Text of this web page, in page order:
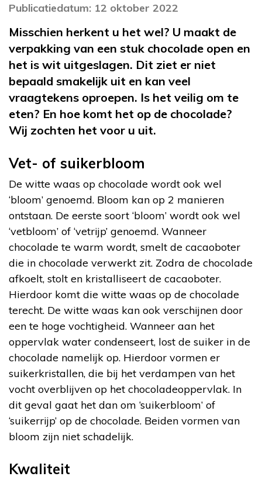
Publicatiedatum: 12 oktober 2022
Misschien herkent u het wel? U maakt de
verpakking van een stuk chocolade open en
het is wit uitgeslagen. Dit ziet er niet
bepaald smakelijk uit en kan veel
vraagtekens oproepen. Is het veilig om te
eten? En hoe komt het op de chocolade?
Wij zochten het voor u uit.
Vet- of suikerbloom
De witte waas op chocolade wordt ook wel
‘bloom’ genoemd. Bloom kan op 2 manieren
ontstaan. De eerste soort ‘bloom’ wordt ook wel
‘vetbloom’ of ‘vetrijp’ genoemd. Wanneer
chocolade te warm wordt, smelt de cacaoboter
die in chocolade verwerkt zit. Zodra de chocolade
afkoelt, stolt en kristalliseert de cacaoboter.
Hierdoor komt die witte waas op de chocolade
terecht. De witte waas kan ook verschijnen door
een te hoge vochtigheid. Wanneer aan het
oppervlak water condenseert, lost de suiker in de
chocolade namelijk op. Hierdoor vormen er
suikerkristallen, die bij het verdampen van het
vocht overblijven op het chocoladeoppervlak. In
dit geval gaat het dan om ‘suikerbloom’ of
‘suikerrijp’ op de chocolade. Beiden vormen van
bloom zijn niet schadelijk.
Kwaliteit